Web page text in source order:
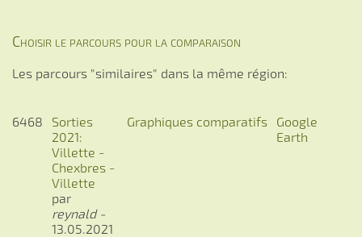
Choisir le parcours pour la comparaison
Les parcours "similaires" dans la même région:
6468
Sorties
2021:
Villette -
Chexbres -
Villette
par
reynald -
13.05.2021
Graphiques comparatifs
Google
Earth